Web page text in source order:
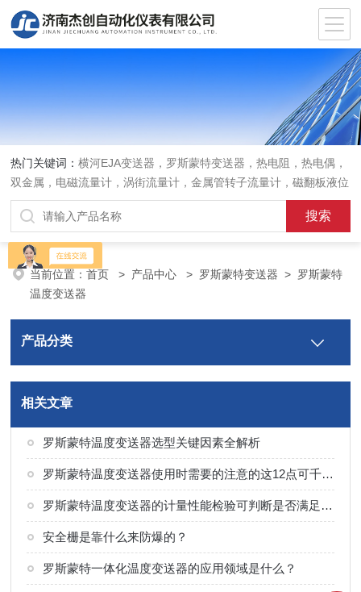
热门关键词：横河EJA变送器，罗斯蒙特变送器，热电阻，热电偶，
双金属，电磁流量计，涡街流量计，金属管转子流量计，磁翻板液位
计，超声波液位计
当前位置：首页 > 产品中心 > 罗斯蒙特变送器 > 罗斯蒙特
温度变送器
产品分类
相关文章
罗斯蒙特温度变送器选型关键因素全解析
罗斯蒙特温度变送器使用时需要的注意的这12点可千万不能马虎
罗斯蒙特温度变送器的计量性能检验可判断是否满足精度要求
安全栅是靠什么来防爆的？
罗斯蒙特一体化温度变送器的应用领域是什么？